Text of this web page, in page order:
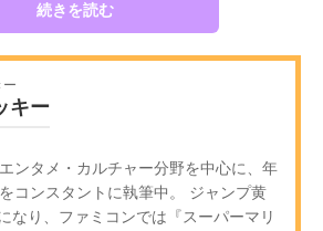
続きを読む
ー
キー
ンタメ・カルチャー分野を中心に、年
コンスタントに執筆中。 ジャンプ黄
なり、ファミコンでは『スーパーマリ